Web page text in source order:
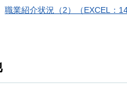
職業紹介状況（2） （EXCEL：